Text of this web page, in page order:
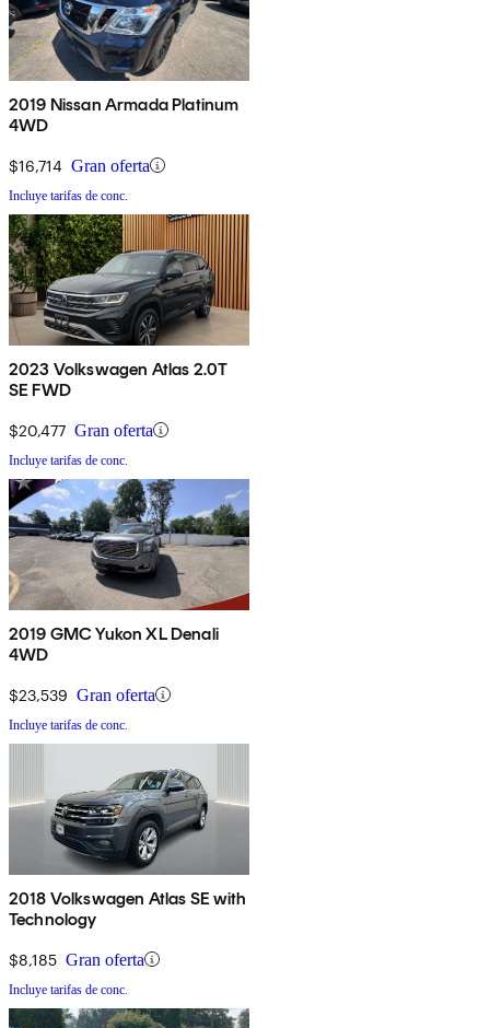
2019 Nissan Armada Platinum
4WD
$16,714 Gran oferta
Incluye tarifas de conc.
2023 Volkswagen Atlas 2.0T
SE FWD
$20,477 Gran oferta
Incluye tarifas de conc.
2019 GMC Yukon XL Denali
4WD
$23,539 Gran oferta
Incluye tarifas de conc.
2018 Volkswagen Atlas SE with
Technology
$8,185 Gran oferta
Incluye tarifas de conc.